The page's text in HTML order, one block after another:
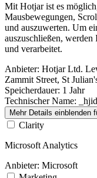
Mit Hotjar ist es
Mausbewegungen,
und auszuwerten. Um
auszuschließen,
und verarbeitet.
Anbieter: Hotjar Ltd.
Zammit Street, St
Speicherdauer: 1 Jahr
Technischer Name:
Mehr Details einblenden
Clarity
Microsoft Analytics
Anbieter: Microsoft